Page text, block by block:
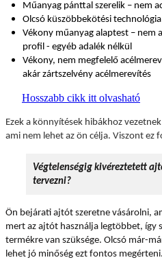
Műanyag pánttal szerelik – nem
Olcsó küszöbbekötési
Vékony műanyag alaptest – nem
profil - egyéb adalék nélkül
Vékony, nem megfelelő
akár zártszelvény acélmerevítés
Hosszabb cikk itt olvasható
Ezek a könnyítések hibákhoz
ami nem lehet az ön célja. Viszont ez
Végtelenségig kivéreztetett
tervezni?
Ön bejárati ajtót szeretne vásárolni,
mert az ajtót használja legtöbbet, így
termékre van szüksége. Olcsó már-
lehet jó minőség ezt fontos megérteni.